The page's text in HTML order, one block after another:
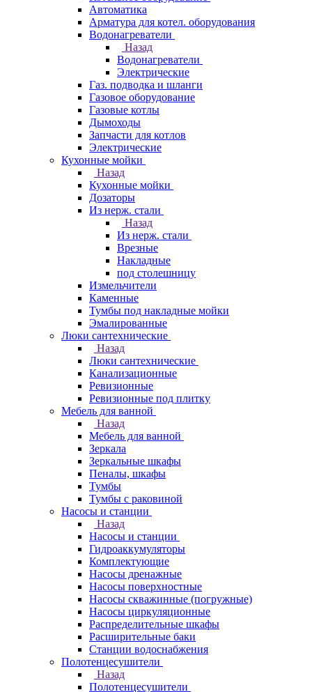
Автоматика
Арматура для котел. оборудования
Водонагреватели
Назад
Водонагреватели
Электрические
Газ. подводка и шланги
Газовое оборудование
Газовые котлы
Дымоходы
Запчасти для котлов
Электрические
Кухонные мойки
Назад
Кухонные мойки
Дозаторы
Из нерж. стали
Назад
Из нерж. стали
Врезные
Накладные
под столешницу
Измельчители
Каменные
Тумбы под накладные мойки
Эмалированные
Люки сантехнические
Назад
Люки сантехнические
Канализационные
Ревизионные
Ревизионные под плитку
Мебель для ванной
Назад
Мебель для ванной
Зеркала
Зеркальные шкафы
Пеналы, шкафы
Тумбы
Тумбы с раковиной
Насосы и станции
Назад
Насосы и станции
Гидроаккумуляторы
Комплектующие
Насосы дренажные
Насосы поверхностные
Насосы скважинные (погружные)
Насосы циркуляционные
Распределительные шкафы
Расширительные баки
Станции водоснабжения
Полотенцесушители
Назад
Полотенцесушители